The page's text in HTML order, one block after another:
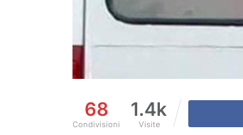
68
Condivisioni
1.4k
Visite